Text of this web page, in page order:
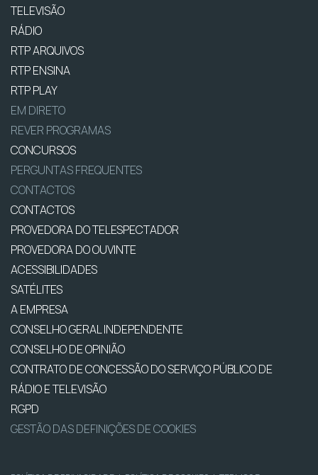
TELEVISÃO
RÁDIO
RTP ARQUIVOS
RTP ENSINA
RTP PLAY
EM DIRETO
REVER PROGRAMAS
CONCURSOS
PERGUNTAS FREQUENTES
CONTACTOS
CONTACTOS
PROVEDORA DO TELESPECTADOR
PROVEDORA DO OUVINTE
ACESSIBILIDADES
SATÉLITES
A EMPRESA
CONSELHO GERAL INDEPENDENTE
CONSELHO DE OPINIÃO
CONTRATO DE CONCESSÃO DO SERVIÇO PÚBLICO DE
RÁDIO E TELEVISÃO
RGPD
GESTÃO DAS DEFINIÇÕES DE COOKIES